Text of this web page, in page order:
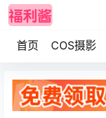
首页 COS摄影